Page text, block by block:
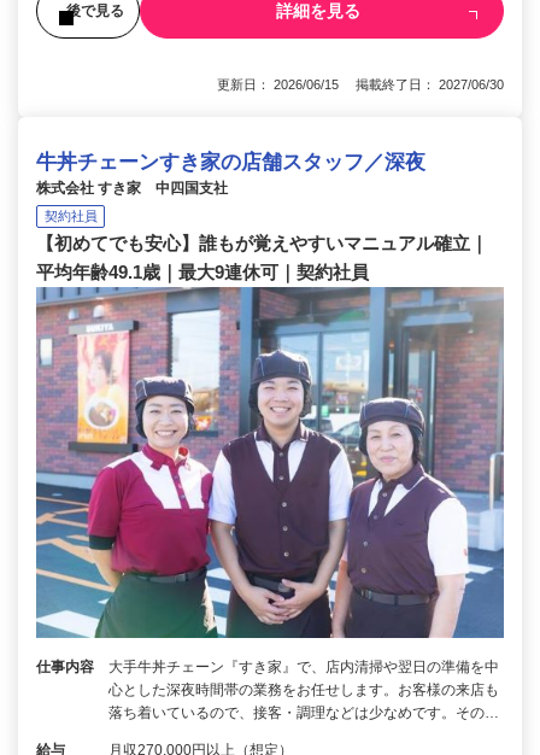
後で見る 詳細を見る
更新日： 2026/06/15 掲載終了日： 2027/06/30
牛丼チェーンすき家の店舗スタッフ／深夜
株式会社 すき家 中四国支社
契約社員
【初めてでも安心】誰もが覚えやすいマニュアル確立｜
平均年齢49.1歳｜最大9連休可｜契約社員
仕事内容
大手牛丼チェーン『すき家』で、店内清掃や翌日の準備を中
心とした深夜時間帯の業務をお任せします。お客様の来店も
落ち着いているので、接客・調理などは少なめです。その…
給与 月収270,000円以上（想定）